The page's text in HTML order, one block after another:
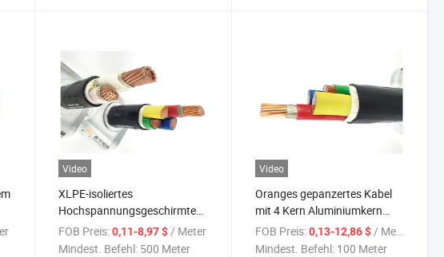
Video
XLPE-isoliertes
Hochspannungsgeschirmtes
Stromkabel für neue
energieeffiziente Smart-
FOB Preis: 0,11-8,97 $ / Meter
Mindest. Befehl: 500 Meter
Video
Oranges gepanzertes Kabel
mit 4 Kern Aluminiumkern
Stahldraht
FOB Preis: 0,13-12,86 $ / Meter
Mindest. Befehl: 100 Meter